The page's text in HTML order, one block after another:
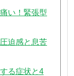
い！緊張型
迫感と息苦
る症状と4